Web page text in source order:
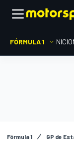
FÓRMULA 1 INICIO
Fórmula 1 GP de